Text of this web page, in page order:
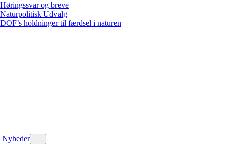
Høringssvar og breve
Naturpolitisk Udvalg
DOF’s holdninger til færdsel i naturen
Nyheder